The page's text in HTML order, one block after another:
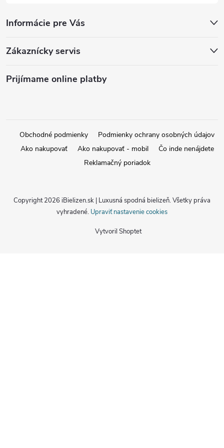
Informácie pre Vás
Zákaznícky servis
Prijímame online platby
Obchodné podmienky
Podmienky ochrany osobných údajov
Ako nakupovať
Ako nakupovať - mobil
Čo inde nenájdete
Reklamačný poriadok
Vytvoril Shoptet
Copyright 2026 iBielizen.sk | Luxusná spodná bielizeň. Všetky práva
vyhradené. Upraviť nastavenie cookies